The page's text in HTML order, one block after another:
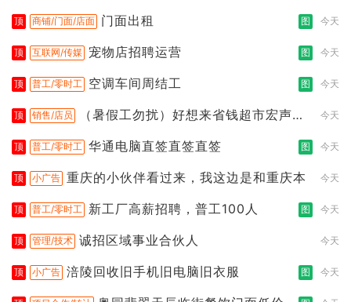
顶 商铺/门面/店面 门面出租 图 今天
顶 互联网/传媒 宠物店招聘运营 图 今天
顶 普工/零时工 空调车间周结工 图 今天
顶 销售/店员
（暑假工勿扰）好想来省钱超市宏声桥
今天
顶 普工/零时工 华通电脑直签直签直签 图 今天
顶 小广告 重庆的小伙伴看过来，我这边是和重庆本 今天
顶 普工/零时工 新工厂高薪招聘，普工100人 图 今天
顶 管理/技术 诚招区域事业合伙人 今天
顶 小广告 涪陵回收旧手机旧电脑旧衣服 图 今天